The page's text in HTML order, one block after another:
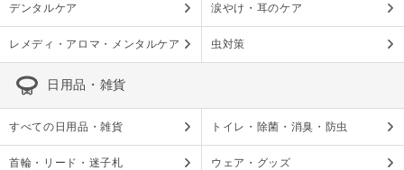
デンタルケア 涙やけ・耳のケア
レメディ・アロマ・メンタルケア 虫対策
日用品・雑貨
すべての日用品・雑貨 トイレ・除菌・消臭・防虫
首輪・リード・迷子札 ウェア・グッズ